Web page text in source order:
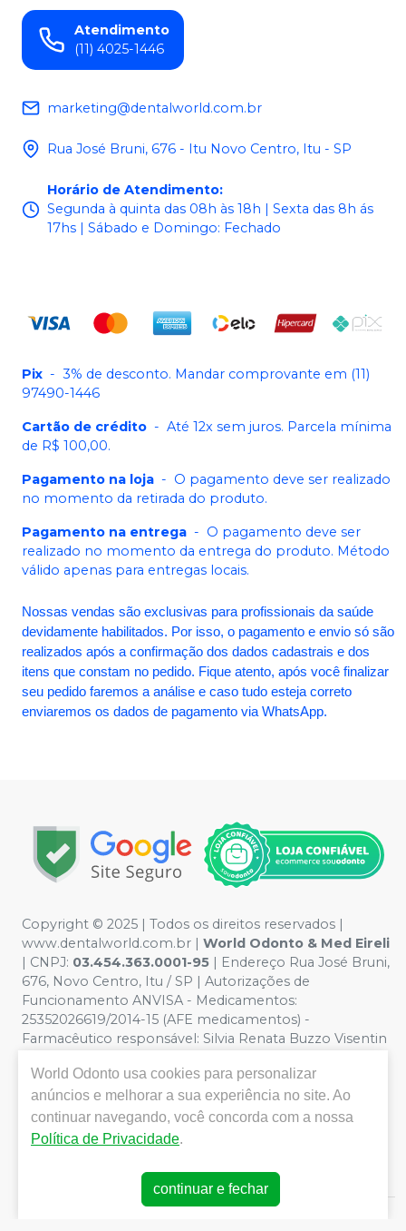
Atendimento
(11) 4025-1446
marketing@dentalworld.com.br
Rua José Bruni, 676 - Itu Novo Centro, Itu - SP
Horário de Atendimento:
Segunda à quinta das 08h às 18h | Sexta das 8h ás
17hs | Sábado e Domingo: Fechado
Pix - 3% de desconto. Mandar comprovante em (11)
97490-1446
Cartão de crédito - Até 12x sem juros. Parcela mínima
de R$ 100,00.
Pagamento na loja - O pagamento deve ser realizado
no momento da retirada do produto.
Pagamento na entrega - O pagamento deve ser
realizado no momento da entrega do produto. Método
válido apenas para entregas locais.
Nossas vendas são exclusivas para profissionais da saúde
devidamente habilitados. Por isso, o pagamento e envio só são
realizados após a confirmação dos dados cadastrais e dos
itens que constam no pedido. Fique atento, após você finalizar
seu pedido faremos a análise e caso tudo esteja correto
enviaremos os dados de pagamento via WhatsApp.
Copyright © 2025 | Todos os direitos reservados |
www.dentalworld.com.br | World Odonto & Med Eireli
| CNPJ: 03.454.363.0001-95 | Endereço Rua José Bruni,
676, Novo Centro, Itu / SP | Autorizações de
Funcionamento ANVISA - Medicamentos:
25352026619/2014-15 (AFE medicamentos) -
Farmacêutico responsável: Silvia Renata Buzzo Visentin
Segurança - Fotos meramente ilustrativas - Os preços e
condições da loja virtual estão sujeitos a alterações. Em
caso de divergência de preços no site, o valor válido é o
do Carrinho de Compra. Não vendemos por atacado,
compras de grandes volumes pelo site.
World Odonto usa cookies para personalizar
anúncios e melhorar a sua experiência no site. Ao
continuar navegando, você concorda com a nossa
Política de Privacidade.
continuar e fechar